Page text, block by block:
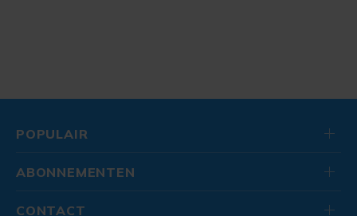
POPULAIR
ABONNEMENTEN
CONTACT